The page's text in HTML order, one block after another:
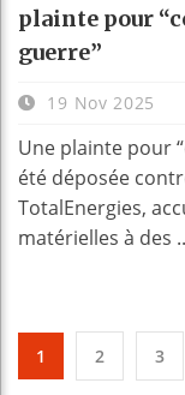
plainte pour
guerre”
19 Nov 2025
Une plainte pour
été déposée
TotalEnergies,
matérielles à des
1 2 3